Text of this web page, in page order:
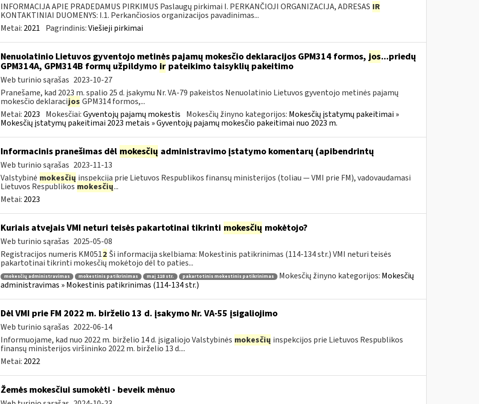
INFORMACIJA APIE PRADEDAMUS PIRKIMUS Paslaugų pirkimai I. PERKANČIOJI ORGANIZACIJA, ADRESAS IR
KONTAKTINIAI DUOMENYS: I.1. Perkančiosios organizacijos pavadinimas...
Metai: 2021 Pagrindinis:Viešieji pirkimai
Nenuolatinio Lietuvos gyventojo metinės pajamų mokesčio deklaracijos GPM314 formos, jos...priedų
GPM314A, GPM314B formų užpildymo irpateikimo taisyklių pakeitimo
Web turinio sąrašas 2023-10-27
Pranešame, kad 2023 m. spalio 25 d. įsakymu Nr. VA-79 pakeistos Nenuolatinio Lietuvos gyventojo metinės pajamų
mokesčio deklaracijos GPM314 formos,...
Metai: 2023 Mokesčiai:Gyventojų pajamų mokestis Mokesčių žinyno kategorijos: Mokesčių įstatymų pakeitimai »
Mokesčių įstatymų pakeitimai 2023 metais » Gyventojų pajamų mokesčio pakeitimai nuo 2023 m.
Informacinis pranešimas dėl mokesčių administravimo įstatymo komentarų (apibendrintų
Web turinio sąrašas 2023-11-13
Valstybinė mokesčių inspekcija prie Lietuvos Respublikos finansų ministerijos (toliau — VMI prie FM), vadovaudamasi
Lietuvos Respublikosmokesčių...
Metai: 2023
Kuriais atvejais VMI neturi teisės pakartotinai tikrinti mokesčių mokėtojo?
Web turinio sąrašas 2025-05-08
Registracijos numeris KM0512 Ši informacija skelbiama: Mokestinis patikrinimas (114-134 str.) VMI neturi teisės
pakartotinai tikrinti mokesčių mokėtojo dėl to paties...
mokesčių administravimas mokestinis patikrinimas maį 118 str. pakartotinis mokestinis patikrinimas Mokesčių žinyno kategorijos: Mokesčių
administravimas » Mokestinis patikrinimas (114-134 str.)
Dėl VMI prie FM 2022 m. birželio 13 d. įsakymo Nr. VA-55 įsigaliojimo
Web turinio sąrašas 2022-06-14
Informuojame, kad nuo 2022 m. birželio 14 d. įsigaliojo Valstybinės mokesčių inspekcijos prie Lietuvos Respublikos
finansų ministerijos viršininko 2022 m. birželio 13 d....
Metai: 2022
Žemės mokesčiui sumokėti - beveik mėnuo